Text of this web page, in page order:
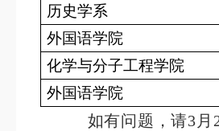
历史学系
外国语学院
化学与分子工程学院
外国语学院
如有问题，请3月